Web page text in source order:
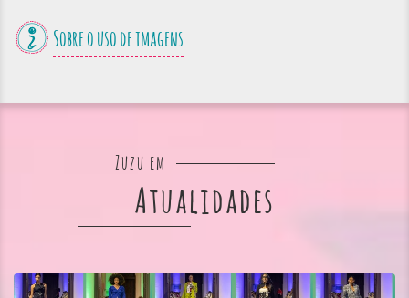
Sobre o uso de imagens
Zuzu em
Atualidades